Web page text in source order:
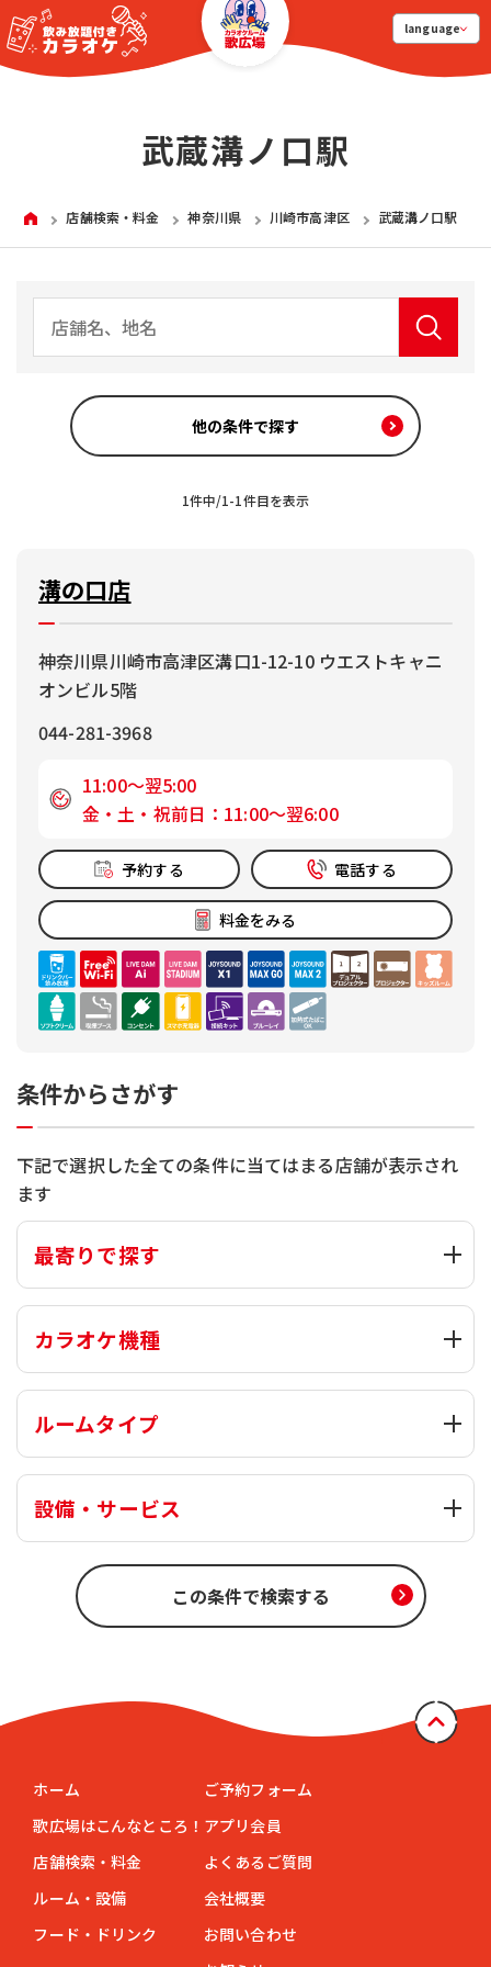
language
武蔵溝ノ口駅
HOME店舗検索・料金 神奈川県 川崎市高津区 武蔵溝ノ口駅
他の条件で探す
1件中/1-1件目を表示
溝の口店
神奈川県川崎市高津区溝口1-12-10 ウエストキャニ
オンビル5階
044-281-3968
11:00～翌5:00
金・土・祝前日：11:00～翌6:00
予約する 電話する
料金をみる
条件からさがす
下記で選択した全ての条件に当てはまる店舗が表示され
ます
最寄りで探す
カラオケ機種
ルームタイプ
設備・サービス
ホーム
歌広場はこんなところ！
店舗検索・料金
ルーム・設備
フード・ドリンク
ご予約フォーム
アプリ会員
よくあるご質問
会社概要
お問い合わせ